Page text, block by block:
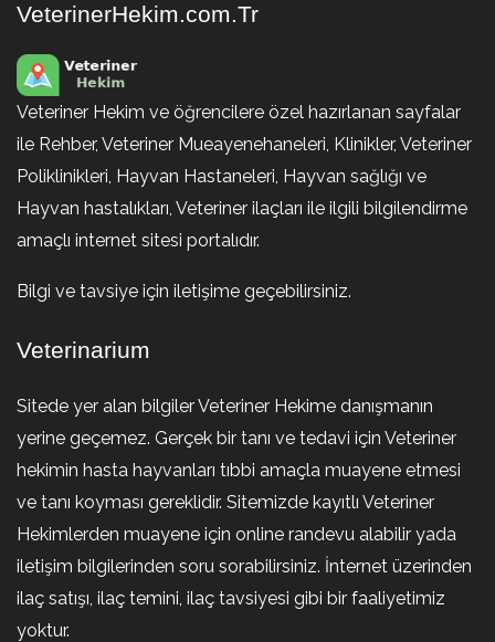
VeterinerHekim.com.Tr
Veteriner Hekim ve öğrencilere özel hazırlanan sayfalar
ile Rehber, Veteriner Mueayenehaneleri, Klinikler, Veteriner
Poliklinikleri, Hayvan Hastaneleri, Hayvan sağlığı ve
Hayvan hastalıkları, Veteriner ilaçları ile ilgili bilgilendirme
amaçlı internet sitesi portalıdır.
Bilgi ve tavsiye için iletişime geçebilirsiniz.
Veterinarium
Sitede yer alan bilgiler Veteriner Hekime danışmanın
yerine geçemez. Gerçek bir tanı ve tedavi için Veteriner
hekimin hasta hayvanları tıbbi amaçla muayene etmesi
ve tanı koyması gereklidir. Sitemizde kayıtlı Veteriner
Hekimlerden muayene için online randevu alabilir yada
iletişim bilgilerinden soru sorabilirsiniz. İnternet üzerinden
ilaç satışı, ilaç temini, ilaç tavsiyesi gibi bir faaliyetimiz
yoktur.